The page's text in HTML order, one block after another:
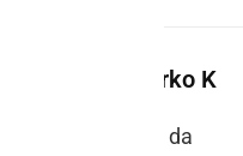
Več besed na črko K
da